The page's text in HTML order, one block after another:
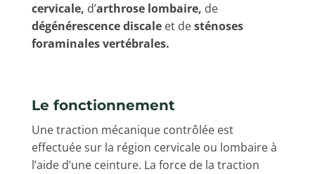
cervicale, d’arthrose lombaire, de
dégénérescence discaleet desténoses
foraminales vertébrales.
Le fonctionnement
Une traction mécanique contrôlée est
effectuée sur la région cervicale ou lombaire à
l’aide d’une ceinture. La force de la traction